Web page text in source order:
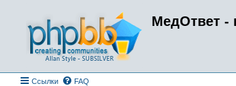
МедОтвет -
Ссылки FAQ